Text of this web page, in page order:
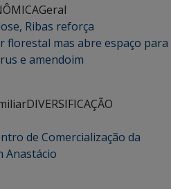
Geral
Ribas reforça
mas abre espaço para
e amendoim
DIVERSIFICAÇÃO
de Comercialização da
Anastácio